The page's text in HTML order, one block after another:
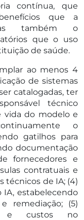
contínua, que
que a
também o
que o uso
de saúde.
ao menos 4
de sistemas
catalogadas, ter
técnico
vida do modelo e
o
gatilhos para
documentação
fornecedores e
contratuais e
técnicos de IA; (4)
estabelecendo
remediação; (5)
e custos no